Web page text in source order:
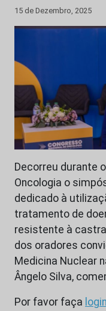
15 de Dezembro, 2025
Decorreu durante
Oncologia o
dedicado à
tratamento de
resistente à
dos oradores
Medicina Nuclear
Ângelo Silva,
Por favor faça login